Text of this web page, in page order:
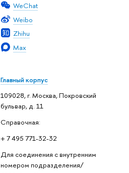
WeChat
Weibo
Zhihu
Max
Главный корпус
109028, г. Москва, Покровский
бульвар, д. 11
Справочная:
+ 7 495 771-32-32
Для соединения с внутренним
номером подразделения/